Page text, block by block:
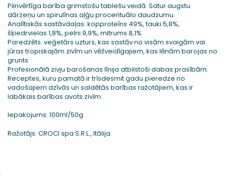
Pilnvērtīga barība grimstošu tablešu veidā. Satur augstu
dārzeņu un spirulīnas aļģu procentuālo daudzumu.
Analītiskās sastāvdaļas: kopproteīns 49%, tauki 5,8%,
šķiedrvielas 1,8%, pelni 9,9%, mitrums 8,1%
Paredzēts: veģetārs uzturs, kas sastāv no visām svaigām vai
jūras tropiskajām zivīm un vēžveidīgajiem, kas lēnām barojas no
grunts
Profesionālā zivju barošanas līnija atbilstoši dabas prasībām.
Receptes, kuru pamatā ir trīsdesmit gadu pieredze no
vadošajiem dzīvās un saldētās barības ražotājiem, kas ir
labākais barības avots zivīm.
Iepakojums: 100ml/50g.
Ražotājs: CROCI spa S.R.L., Itālija.